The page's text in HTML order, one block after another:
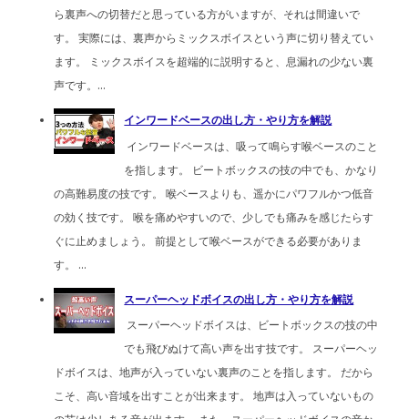
ら裏声への切替だと思っている方がいますが、それは間違いで
す。 実際には、裏声からミックスボイスという声に切り替えてい
ます。 ミックスボイスを超端的に説明すると、息漏れの少ない裏
声です。...
インワードベースの出し方・やり方を解説
インワードベースは、吸って鳴らす喉ベースのこと
を指します。 ビートボックスの技の中でも、かなり
の高難易度の技です。 喉ベースよりも、遥かにパワフルかつ低音
の効く技です。 喉を痛めやすいので、少しでも痛みを感じたらす
ぐに止めましょう。 前提として喉ベースができる必要がありま
す。 ...
スーパーヘッドボイスの出し方・やり方を解説
スーパーヘッドボイスは、ビートボックスの技の中
でも飛びぬけて高い声を出す技です。 スーパーヘッ
ドボイスは、地声が入っていない裏声のことを指します。 だから
こそ、高い音域を出すことが出来ます。 地声は入っていないもの